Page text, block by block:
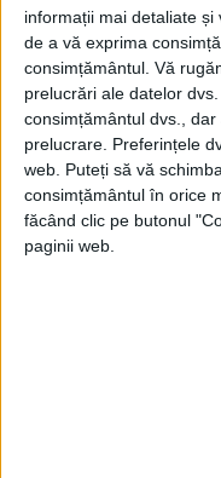
informații mai detaliate
de a vă exprima
consimțământul. Vă
prelucrări ale datelor
consimțământul dvs.,
prelucrare. Preferințele
web. Puteți să vă
consimțământul în orice
făcând clic pe butonul
paginii web.